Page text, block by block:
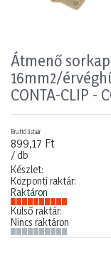
Átmenő
16mm2/
CONTA-CLIP -
Bruttó listaár
899,17 Ft
/ db
Készlet:
Központi raktár:
Raktáron
Külső raktár:
Nincs raktáron